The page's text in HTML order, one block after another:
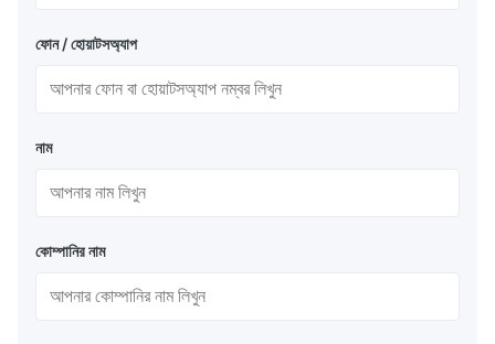
ফোন / হোয়াটসঅ্যাপ
নাম
কোম্পানির নাম